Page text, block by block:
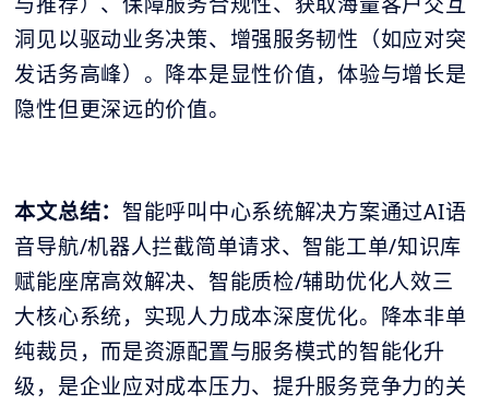
洞见以驱动业务决策、增强服务韧性（如应对突
发话务高峰）。降本是显性价值，体验与增长是
隐性但更深远的价值。
本文总结： 智能呼叫中心系统解决方案通过AI语
音导航/机器人拦截简单请求、智能工单/知识库
赋能座席高效解决、智能质检/辅助优化人效三
大核心系统，实现人力成本深度优化。降本非单
纯裁员，而是资源配置与服务模式的智能化升
级，是企业应对成本压力、提升服务竞争力的关